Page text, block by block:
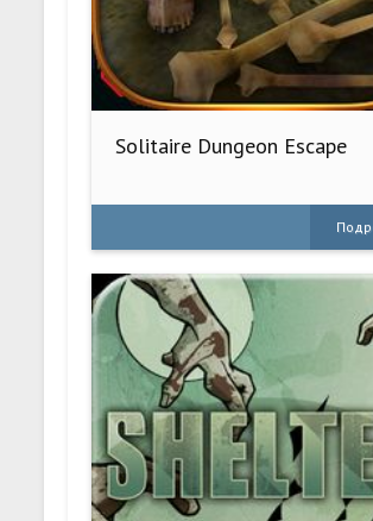
Solitaire Dungeon Escape